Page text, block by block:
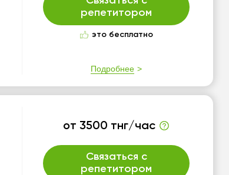
репетитором
это бесплатно
Подробнее
от 3500 тнг/час
Связаться с
репетитором